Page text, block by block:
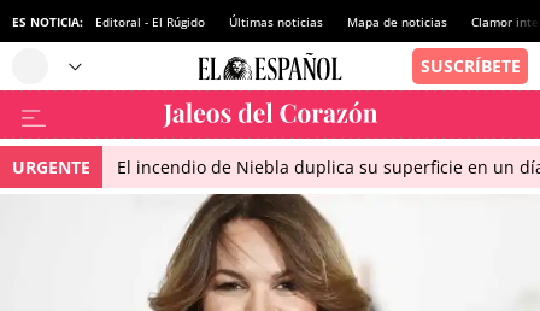
ES NOTICIA: Editoral - El Rúgido Últimas noticias Mapa de noticias Clamor
URGENTE El incendio de Niebla duplica su superficie en un